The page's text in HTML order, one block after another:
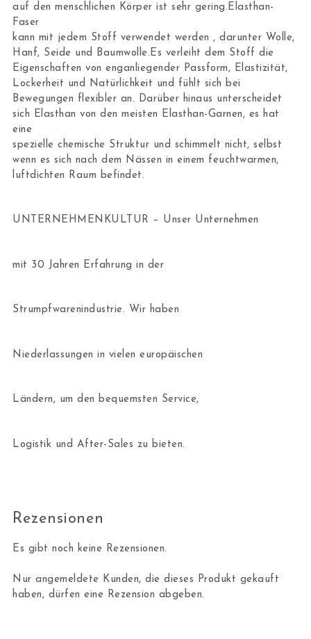
auf den menschlichen Körper ist sehr gering.Elasthan-
Faser
kann mit jedem Stoff verwendet werden , darunter Wolle,
Hanf, Seide und Baumwolle.Es verleiht dem Stoff die
Eigenschaften von enganliegender Passform, Elastizität,
Lockerheit und Natürlichkeit und fühlt sich bei
Bewegungen flexibler an. Darüber hinaus unterscheidet
sich Elasthan von den meisten Elasthan-Garnen, es hat
eine
spezielle chemische Struktur und schimmelt nicht, selbst
wenn es sich nach dem Nässen in einem feuchtwarmen,
luftdichten Raum befindet.
UNTERNEHMENKULTUR – Unser Unternehmen
mit 30 Jahren Erfahrung in der
Strumpfwarenindustrie. Wir haben
Niederlassungen in vielen europäischen
Ländern, um den bequemsten Service,
Logistik und After-Sales zu bieten.
Rezensionen
Es gibt noch keine Rezensionen.
Nur angemeldete Kunden, die dieses Produkt gekauft
haben, dürfen eine Rezension abgeben.